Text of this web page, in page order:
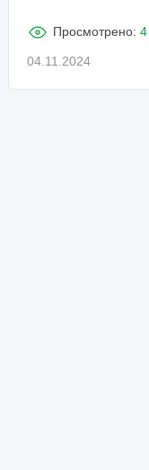
Просмотрено:
04.11.2024